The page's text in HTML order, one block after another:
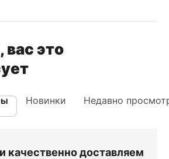
это
Новинки Недавно
качественно доставляем